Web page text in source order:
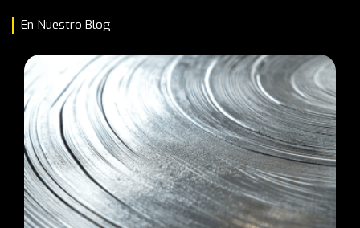
En Nuestro Blog